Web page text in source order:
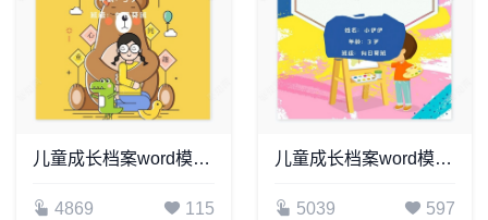
儿童成长档案word模板成长档案学生word成长手册(12)
4869 115
儿童成长档案word模板成长档案学生word成长手册(8)
5039 597